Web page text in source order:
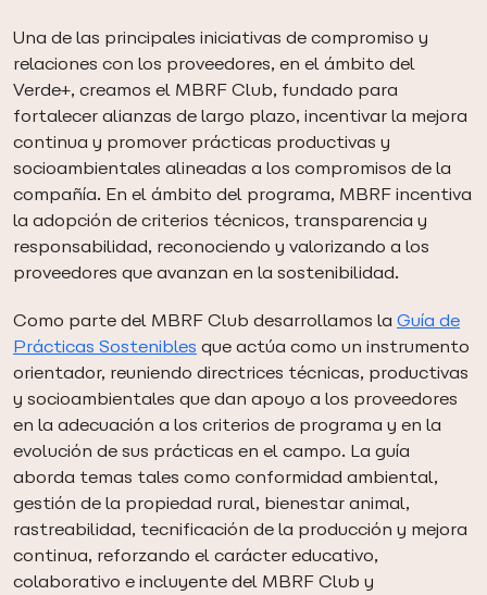
Una de las principales iniciativas de compromiso y
relaciones con los proveedores, en el ámbito del
Verde+, creamos el MBRF Club, fundado para
fortalecer alianzas de largo plazo, incentivar la mejora
continua y promover prácticas productivas y
socioambientales alineadas a los compromisos de la
compañía. En el ámbito del programa, MBRF incentiva
la adopción de criterios técnicos, transparencia y
responsabilidad, reconociendo y valorizando a los
proveedores que avanzan en la sostenibilidad.
Como parte del MBRF Club desarrollamos laGuía de
Prácticas Sostenibles que actúa como un instrumento
orientador, reuniendo directrices técnicas, productivas
y socioambientales que dan apoyo a los proveedores
en la adecuación a los criterios de programa y en la
evolución de sus prácticas en el campo. La guía
aborda temas tales como conformidad ambiental,
gestión de la propiedad rural, bienestar animal,
rastreabilidad, tecnificación de la producción y mejora
continua, reforzando el carácter educativo,
colaborativo e incluyente del MBRF Club y